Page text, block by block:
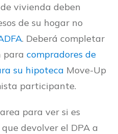
vivienda deben
de su hogar no
. Deberá completar
para compradores de
su hipoteca Move-Up
participante.
para ver si es
devolver el DPA a